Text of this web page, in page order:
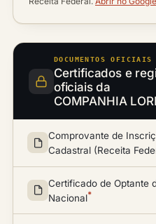
DOCUMENTOS OFICIAIS
Certificados e
oficiais da
COMPANHIA
Comprovante de
Cadastral (Receita
Certificado de Optante
Nacional*